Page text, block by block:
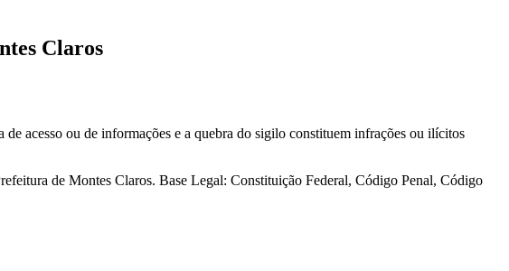
Claros
acesso ou de informações e a quebra do sigilo constituem infrações ou ilícitos
de Montes Claros. Base Legal: Constituição Federal, Código Penal, Código